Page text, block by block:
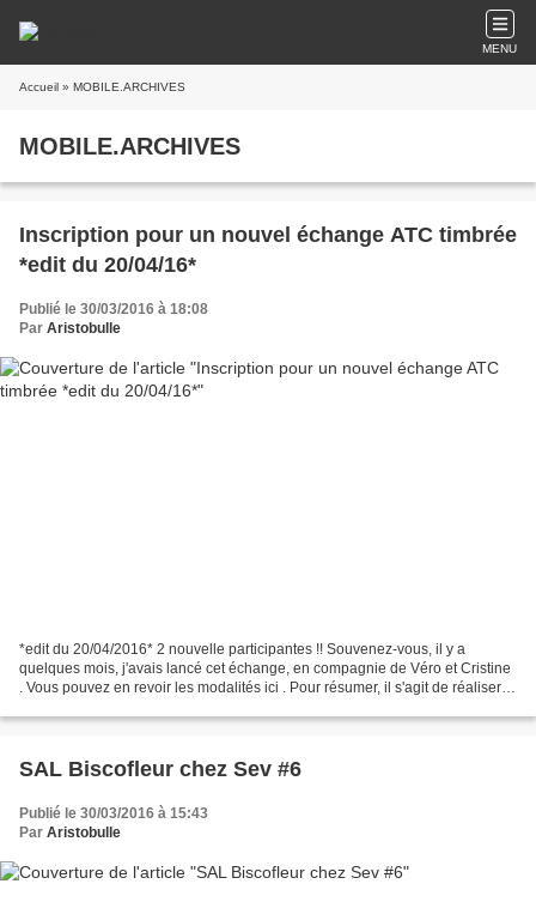
MENU
Accueil » MOBILE.ARCHIVES
MOBILE.ARCHIVES
Inscription pour un nouvel échange ATC timbrée
*edit du 20/04/16*
Publié le 30/03/2016 à 18:08
Par Aristobulle
*edit du 20/04/2016* 2 nouvelle participantes !! Souvenez-vous, il y a
quelques mois, j'avais lancé cet échange, en compagnie de Véro et Cristine
. Vous pouvez en revoir les modalités ici . Pour résumer, il s'agit de réaliser
SAL Biscofleur chez Sev #6
Publié le 30/03/2016 à 15:43
Par Aristobulle